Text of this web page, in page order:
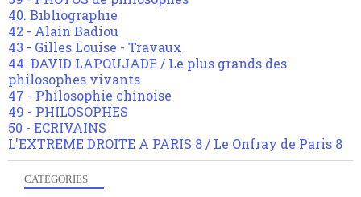
40. Bibliographie
42 - Alain Badiou
43 - Gilles Louise - Travaux
44. DAVID LAPOUJADE / Le plus grands des
philosophes vivants
47 - Philosophie chinoise
49 - PHILOSOPHES
50 - ECRIVAINS
L'EXTREME DROITE A PARIS 8 / Le Onfray de Paris 8
CATÉGORIES